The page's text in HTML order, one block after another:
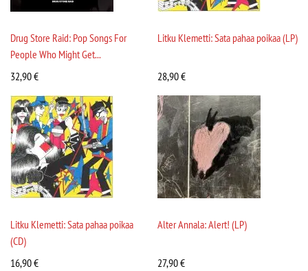
Drug Store Raid: Pop Songs For
People Who Might Get...
32,90€
Litku Klemetti: Sata pahaa poikaa (LP)
28,90€
Litku Klemetti: Sata pahaa poikaa
(CD)
16,90€
Alter Annala: Alert! (LP)
27,90€